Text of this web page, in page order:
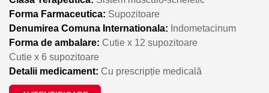
Forma Farmaceutica: Supozitoare
Denumirea Comuna Internationala: Indometacinum
Forma de ambalare: Cutie x 12 supozitoare
Cutie x 6 supozitoare
Detalii medicament: Cu prescripție medicală